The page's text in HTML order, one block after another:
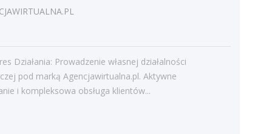
AGENCJAWIRTUALNA.PL
/
Zakres działania prowadzenie własnej
Działania: Prowadzenie własnej działalności
pod marką Agencjawirtualna.pl. Aktywne
i kompleksowa obsługa klientów...